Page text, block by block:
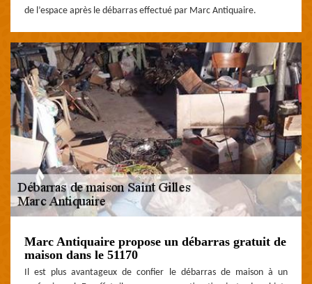
de l’espace après le débarras effectué par Marc Antiquaire.
Marc Antiquaire propose un débarras gratuit de
maison dans le 51170
Il est plus avantageux de confier le débarras de maison à un